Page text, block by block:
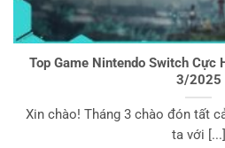
Top Game Nintendo Switch Cực
3/2025
Xin chào! Tháng 3 chào đón tất
ta với [...]